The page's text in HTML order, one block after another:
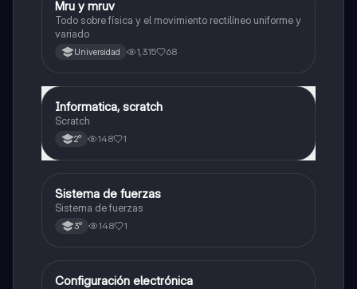
Física
Mru y mruv
Todo sobre física y el movimiento rectilíneo uniforme y
variado
Universidad 1,315 68
Física
Informatica, scratch
Scratch
2° 148 1
Física
Sistema de fuerzas
Sistema de fuerzas
3° 148 1
Física
Configuración electrónica